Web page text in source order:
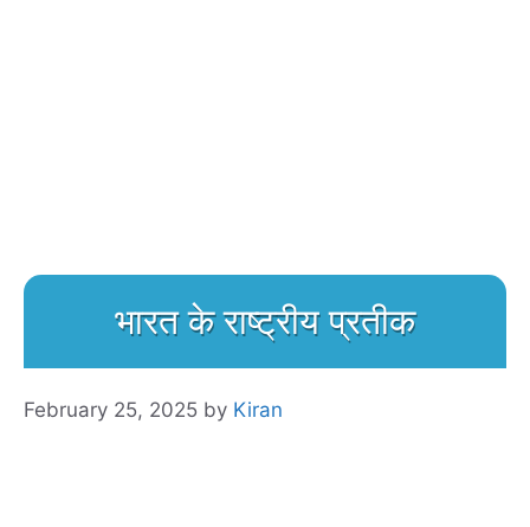
भारत के राष्ट्रीय प्रतीक
February 25, 2025 by Kiran